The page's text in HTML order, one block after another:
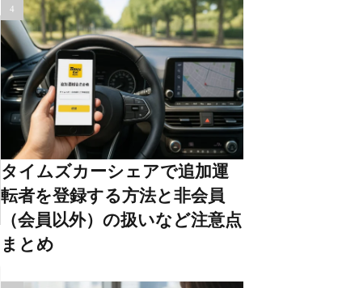
タイムズカーシェアで追加運
転者を登録する方法と非会員
（会員以外）の扱いなど注意点
まとめ